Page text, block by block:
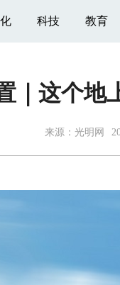
科技 教育
｜这个地
来源： 光明网